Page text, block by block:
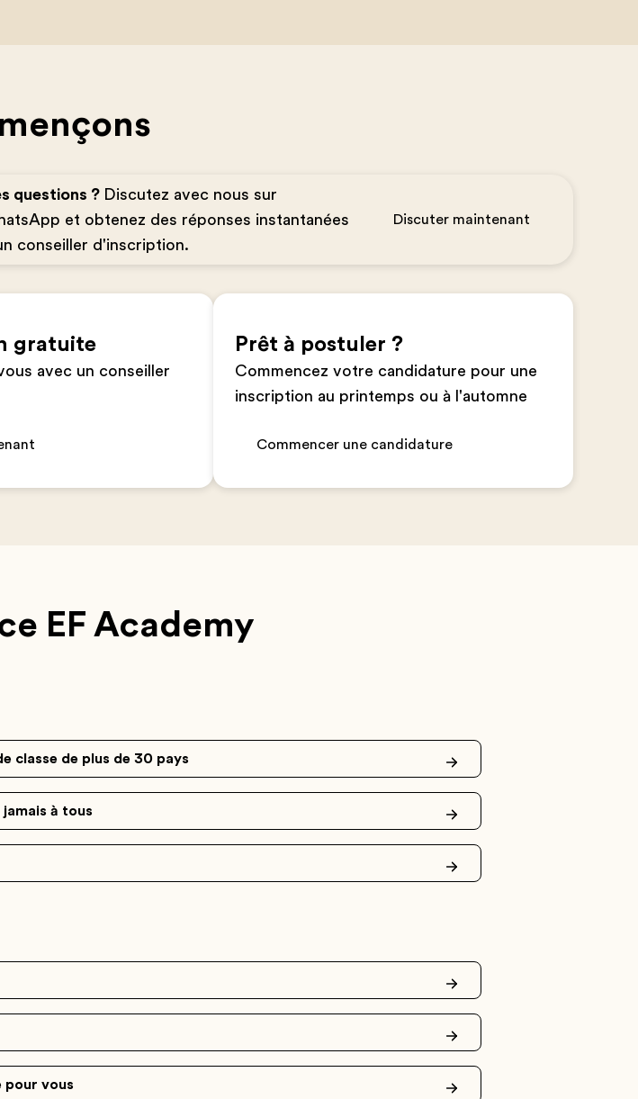
questions ? Discutez avec nous sur
et obtenez des réponses instantanées
conseiller d'inscription.
Discuter maintenant
gratuite
avec un conseiller
Prêt à postuler ?
Commencez votre candidature pour une
inscription au printemps ou à l'automne
Commencer une candidature
EF Academy
classe de plus de 30 pays
à tous
pour vous